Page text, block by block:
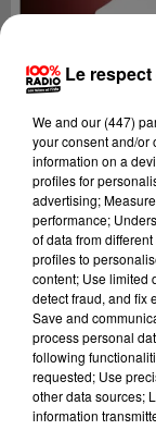
Lecture
100%
100% Radio
Le
We and our (447)
your consent and/or
information on a
profiles for
advertising;
performance;
of data from
profiles to
content; Use limited
detect fraud, and fix
Save and
process personal
following
requested; Use
other data sources;
information